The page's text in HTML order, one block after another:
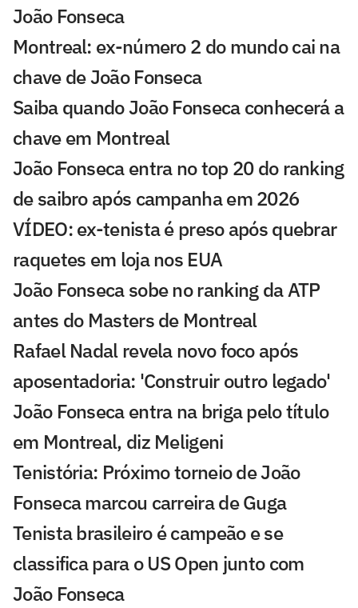
João Fonseca
Montreal: ex-número 2 do mundo cai na
chave de João Fonseca
Saiba quando João Fonseca conhecerá a
chave em Montreal
João Fonseca entra no top 20 do ranking
de saibro após campanha em 2026
VÍDEO: ex-tenista é preso após quebrar
raquetes em loja nos EUA
João Fonseca sobe no ranking da ATP
antes do Masters de Montreal
Rafael Nadal revela novo foco após
aposentadoria: 'Construir outro legado'
João Fonseca entra na briga pelo título
em Montreal, diz Meligeni
Tenistória: Próximo torneio de João
Fonseca marcou carreira de Guga
Tenista brasileiro é campeão e se
classifica para o US Open junto com
João Fonseca